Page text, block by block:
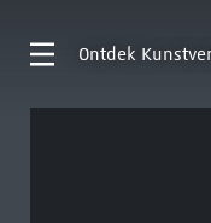
Ontdek